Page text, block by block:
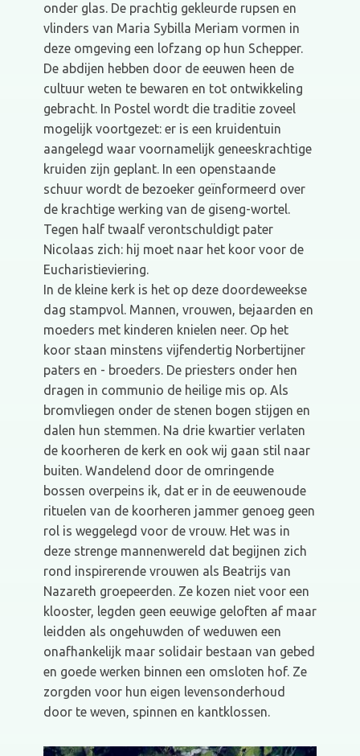
onder glas. De prachtig gekleurde rupsen en
vlinders van Maria Sybilla Meriam vormen in
deze omgeving een lofzang op hun Schepper.
De abdijen hebben door de eeuwen heen de
cultuur weten te bewaren en tot ontwikkeling
gebracht. In Postel wordt die traditie zoveel
mogelijk voortgezet: er is een kruidentuin
aangelegd waar voornamelijk geneeskrachtige
kruiden zijn geplant. In een openstaande
schuur wordt de bezoeker geïnformeerd over
de krachtige werking van de giseng-wortel.
Tegen half twaalf verontschuldigt pater
Nicolaas zich: hij moet naar het koor voor de
Eucharistieviering.
In de kleine kerk is het op deze doordeweekse
dag stampvol. Mannen, vrouwen, bejaarden en
moeders met kinderen knielen neer. Op het
koor staan minstens vijfendertig Norbertijner
paters en - broeders. De priesters onder hen
dragen in communio de heilige mis op. Als
bromvliegen onder de stenen bogen stijgen en
dalen hun stemmen. Na drie kwartier verlaten
de koorheren de kerk en ook wij gaan stil naar
buiten. Wandelend door de omringende
bossen overpeins ik, dat er in de eeuwenoude
rituelen van de koorheren jammer genoeg geen
rol is weggelegd voor de vrouw. Het was in
deze strenge mannenwereld dat begijnen zich
rond inspirerende vrouwen als Beatrijs van
Nazareth groepeerden. Ze kozen niet voor een
klooster, legden geen eeuwige geloften af maar
leidden als ongehuwden of weduwen een
onafhankelijk maar solidair bestaan van gebed
en goede werken binnen een omsloten hof. Ze
zorgden voor hun eigen levensonderhoud
door te weven, spinnen en kantklossen.